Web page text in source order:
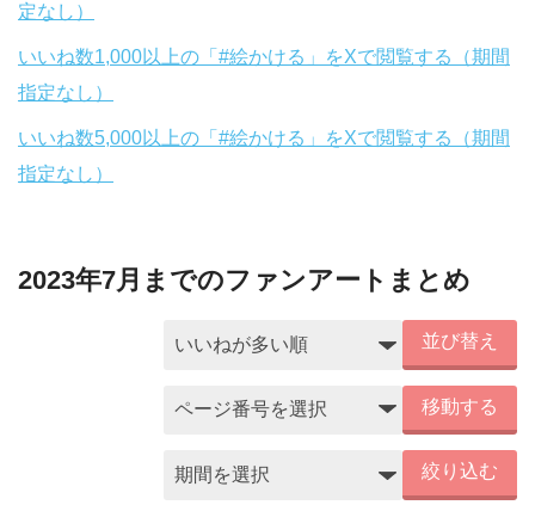
定なし）
いいね数1,000以上の「#絵かける」をXで閲覧する（期間
指定なし）
いいね数5,000以上の「#絵かける」をXで閲覧する（期間
指定なし）
2023年7月までのファンアートまとめ
並び替え
移動する
絞り込む